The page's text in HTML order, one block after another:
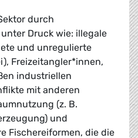
durch
Druck wie: illegale
und unregulierte
Freizeitangler*innen,
industriellen
mit anderen
(z. B.
und
Fischereiformen, die die